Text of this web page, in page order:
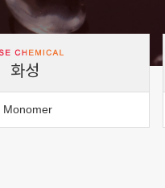
화성
Monomer